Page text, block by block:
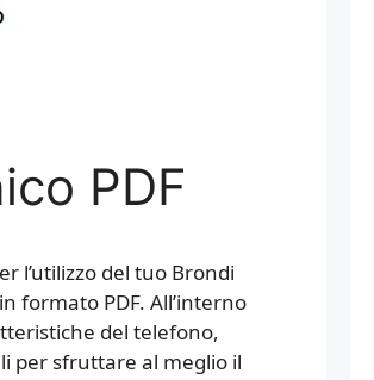
PDF
l’utilizzo del tuo Brondi
formato PDF. All’interno
del telefono,
per sfruttare al meglio il